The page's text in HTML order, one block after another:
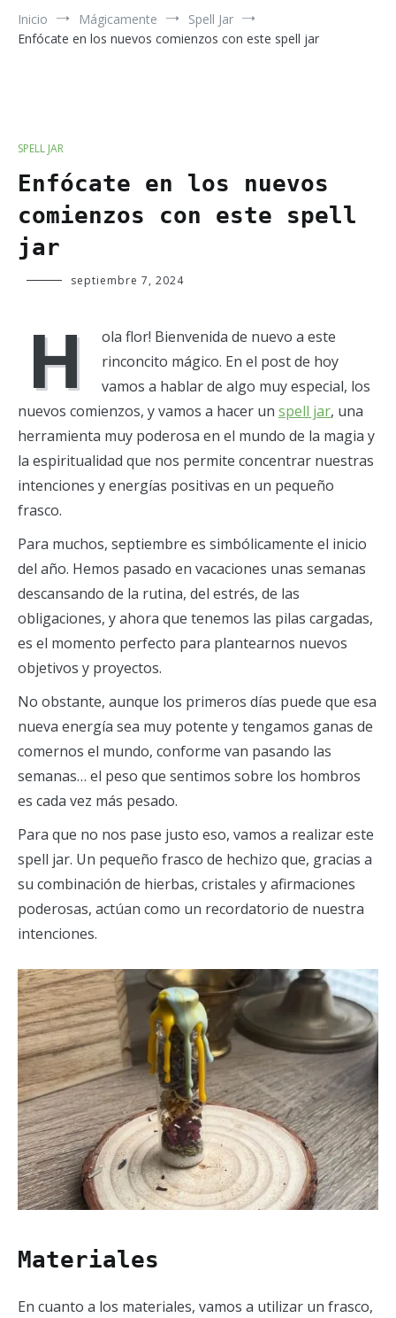
Inicio Mágicamente
Spell Jar
Enfócate en los nuevos comienzos con este spell jar
SPELL JAR
Enfócate en los nuevos
comienzos con este spell
jar
Verde
septiembre 7, 2024
H
ola flor! Bienvenida de nuevo a este
rinconcito mágico. En el post de hoy
vamos a hablar de algo muy especial, los
nuevos comienzos, y vamos a hacer un spell jar, una
herramienta muy poderosa en el mundo de la magia y
la espiritualidad que nos permite concentrar nuestras
intenciones y energías positivas en un pequeño
frasco.
Para muchos, septiembre es simbólicamente el inicio
del año. Hemos pasado en vacaciones unas semanas
descansando de la rutina, del estrés, de las
obligaciones, y ahora que tenemos las pilas cargadas,
es el momento perfecto para plantearnos nuevos
objetivos y proyectos.
No obstante, aunque los primeros días puede que esa
nueva energía sea muy potente y tengamos ganas de
comernos el mundo, conforme van pasando las
semanas… el peso que sentimos sobre los hombros
es cada vez más pesado.
Para que no nos pase justo eso, vamos a realizar este
spell jar. Un pequeño frasco de hechizo que, gracias a
su combinación de hierbas, cristales y afirmaciones
poderosas, actúan como un recordatorio de nuestra
intenciones.
Materiales
En cuanto a los materiales, vamos a utilizar un frasco,